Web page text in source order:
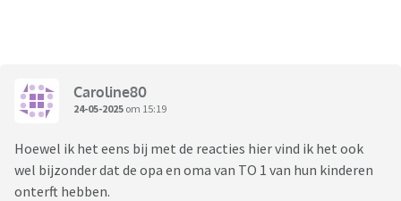
Caroline80
24-05-2025 om 15:19
Hoewel ik het eens bij met de reacties hier vind ik het ook
wel bijzonder dat de opa en oma van TO 1 van hun kinderen
onterft hebben.